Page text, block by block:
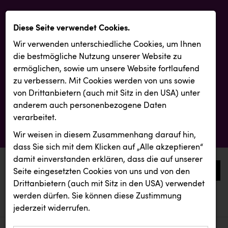
0
aktuelle aussendungen
aktuelle aussendungen
Diese Seite verwendet Cookies.
Wir verwenden unterschiedliche Cookies, um Ihnen
die best­mögliche Nutzung unserer Website zu
ermöglichen, sowie um unsere Website fortlaufend
zu verbessern. Mit Cookies werden von uns sowie
von Drittanbietern (auch mit Sitz in den USA) unter
anderem auch personenbezogene Daten
verarbeitet.
Wir weisen in diesem Zusammenhang darauf hin,
dass Sie sich mit dem Klicken auf „Alle akzeptieren“
damit ein­ver­standen erklären, dass die auf unserer
Seite eingesetzten Cookies von uns und von den
Drittanbietern (auch mit Sitz in den USA) verwendet
werden dürfen. Sie können diese Zustimmung
jederzeit widerrufen.